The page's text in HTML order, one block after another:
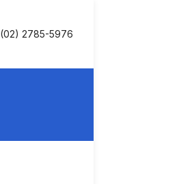
(02) 2785-5976